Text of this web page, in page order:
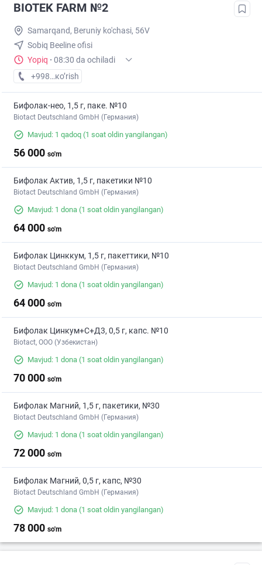
BIOTEK FARM №2
Samarqand, Bеruniy ko'chasi, 56V
Sobiq Beeline ofisi
Yopiq · 08:30 da ochiladi
+998 (90) XXX-XX-XX
кo’rish
Бифолак-нео, 1,5 г, паке. №10
Biotact Deutschland GmbH (Германия)
Mavjud: 1 qadoq (1 soat oldin yangilangan)
56 000 so'm
Бифолак Актив, 1,5 г, пакетики №10
Biotact Deutschland GmbH (Германия)
Mavjud: 1 dona (1 soat oldin yangilangan)
64 000 so'm
Бифолак Цинккум, 1,5 г, пакеттики, №10
Biotact Deutschland GmbH (Германия)
Mavjud: 1 dona (1 soat oldin yangilangan)
64 000 so'm
Бифолак Цинкум+С+Д3, 0,5 г, капс. №10
Biotact, ООО (Узбекистан)
Mavjud: 1 dona (1 soat oldin yangilangan)
70 000 so'm
Бифолак Магний, 1,5 г, пакетики, №30
Biotact Deutschland GmbH (Германия)
Mavjud: 1 dona (1 soat oldin yangilangan)
72 000 so'm
Бифолак Магний, 0,5 г, капс, №30
Biotact Deutschland GmbH (Германия)
Mavjud: 1 dona (1 soat oldin yangilangan)
78 000 so'm